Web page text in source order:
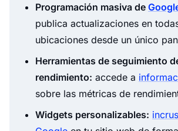
Programación masiva de
publica actualizaciones en
ubicaciones desde un único
Herramientas de seguimiento
rendimiento: accede a
sobre las métricas de
Widgets personalizables: